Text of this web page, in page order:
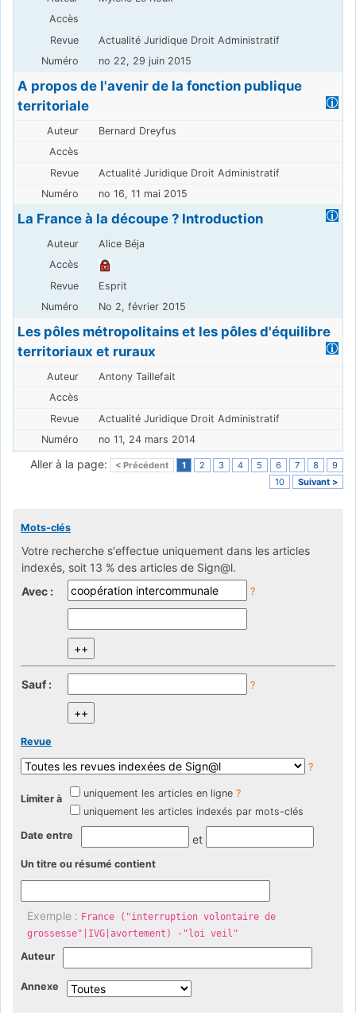
Actualité Juridique Droit Administratif
no 22, 29 juin 2015
A propos de l'avenir de la fonction publique
territoriale
Bernard Dreyfus
Actualité Juridique Droit Administratif
no 16, 11 mai 2015
La France à la découpe ? Introduction
Alice Béja
Esprit
No 2, février 2015
Les pôles métropolitains et les pôles d'équilibre
territoriaux et ruraux
Antony Taillefait
Actualité Juridique Droit Administratif
no 11, 24 mars 2014
Aller à la page: < Précédent 1 2 3 4 5 6 7 8
9
10
Suivant >
Mots-clés
Votre recherche s'effectue uniquement dans les articles
indexés, soit 13 % des articles de Sign@l.
Avec :
?
Sauf : ?
Revue
?
Limiter à uniquement les articles en ligne ?
uniquement les articles indexés par mots-clés
Date entre et
Un titre ou résumé contient
Exemple : France ("interruption volontaire de
grossesse"|IVG|avortement) -"loi veil"
Auteur
Annexe